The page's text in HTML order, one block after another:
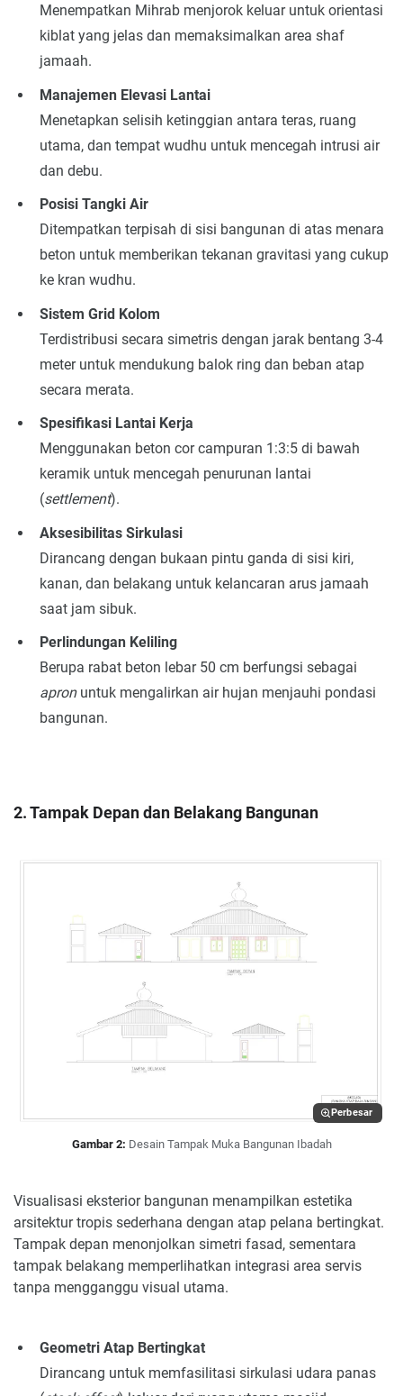
Menempatkan Mihrab menjorok keluar untuk orientasi
kiblat yang jelas dan memaksimalkan area shaf
jamaah.
Manajemen Elevasi Lantai
Menetapkan selisih ketinggian antara teras, ruang
utama, dan tempat wudhu untuk mencegah intrusi air
dan debu.
Posisi Tangki Air
Ditempatkan terpisah di sisi bangunan di atas menara
beton untuk memberikan tekanan gravitasi yang cukup
ke kran wudhu.
Sistem Grid Kolom
Terdistribusi secara simetris dengan jarak bentang 3-4
meter untuk mendukung balok ring dan beban atap
secara merata.
Spesifikasi Lantai Kerja
Menggunakan beton cor campuran 1:3:5 di bawah
keramik untuk mencegah penurunan lantai
(settlement).
Aksesibilitas Sirkulasi
Dirancang dengan bukaan pintu ganda di sisi kiri,
kanan, dan belakang untuk kelancaran arus jamaah
saat jam sibuk.
Perlindungan Keliling
Berupa rabat beton lebar 50 cm berfungsi sebagai
apronuntuk mengalirkan air hujan menjauhi pondasi
bangunan.
2. Tampak Depan dan Belakang Bangunan
Perbesar
Gambar 2: Desain Tampak Muka Bangunan Ibadah
Visualisasi eksterior bangunan menampilkan estetika
arsitektur tropis sederhana dengan atap pelana bertingkat.
Tampak depan menonjolkan simetri fasad, sementara
tampak belakang memperlihatkan integrasi area servis
tanpa mengganggu visual utama.
Geometri Atap Bertingkat
Dirancang untuk memfasilitasi sirkulasi udara panas